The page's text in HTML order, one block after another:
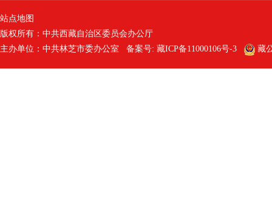
站点地图
版权所有：中共西藏自治区委员会办公厅
主办单位：中共林芝市委办公室 备案号: 藏ICP备11000106号-3 藏